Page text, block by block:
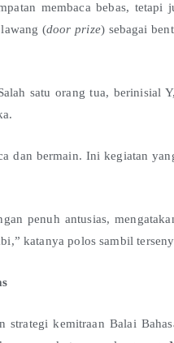
membaca bebas, tetapi
(door prize) sebagai
satu orang tua, berinisial
dan bermain. Ini kegiatan
penuh antusias,
katanya polos sambil
kemitraan Balai